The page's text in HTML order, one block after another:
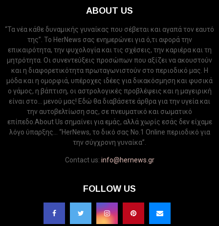
ABOUT US
“Τα νέα κάθε δυναμικής γυναίκας που σέβεται και αγαπά τον εαυτό
της”. Το HerNews σας ενημερώνει για ό,τι αφορά την
επικαιρότητα, την ψυχολογία και τις σχέσεις, την καριέρα και τη
μητρότητα. Οι συνεντεύξεις προσώπων που αξίζει να ακουστούν
και η διαφορετικότητα πρωταγωνιστούν στο περιοδικό μας. Η
μόδα και η ομορφιά, υπέροχες ιδέες για δικακόσμηση και φυσικά
ο γάμος, η βάπτιση, οι αστρολογικές προβλέψεις και η μαγειρική
είναι στο... μενού μας! Εδώ θα διαβάσετε άρθρα για την υγεία και
την αυτοβελτίωση σας, σε πνευματικό και σωματικό
επίπεδο.About Us σημαίνει για εμάς, αλλά χωρίς εσάς δεν είχαμε
λόγο ύπαρξης... “HerNews, το δικό σας Νo.1 Online περιοδικό για
την σύγχρονη γυναίκα”.
Contact us: info@hernews.gr
FOLLOW US